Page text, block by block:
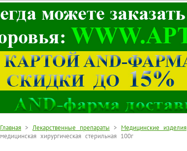
Главная > Лекарственные препараты > Медицинские изделия
медицинская хирургическая стерильная 100г